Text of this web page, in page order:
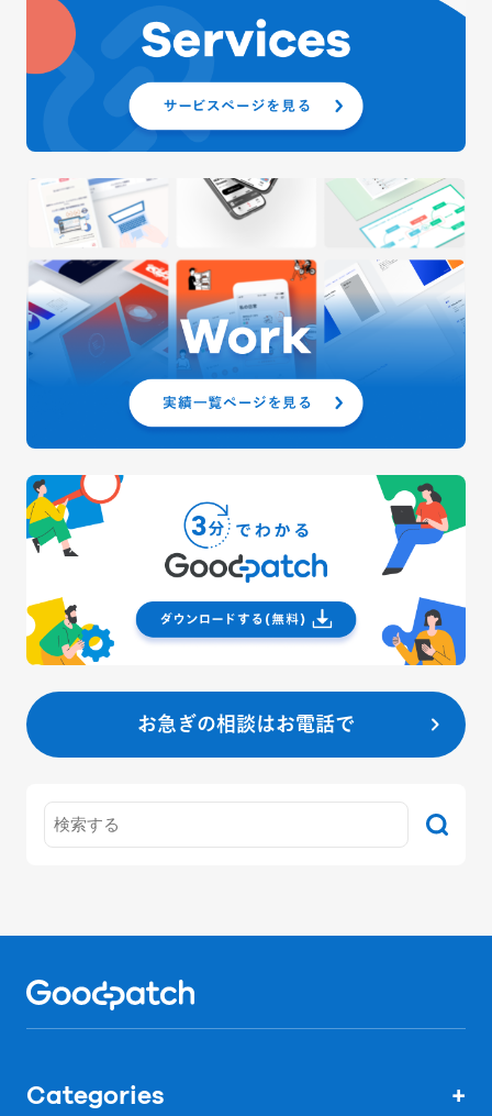
お急ぎの相談はお電話で
Categories +